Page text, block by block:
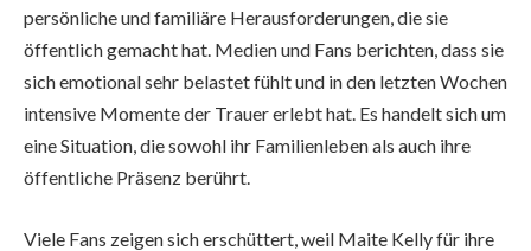
persönliche und familiäre Herausforderungen, die sie
öffentlich gemacht hat. Medien und Fans berichten, dass sie
sich emotional sehr belastet fühlt und in den letzten Wochen
intensive Momente der Trauer erlebt hat. Es handelt sich um
eine Situation, die sowohl ihr Familienleben als auch ihre
öffentliche Präsenz berührt.
Viele Fans zeigen sich erschüttert, weil Maite Kelly für ihre